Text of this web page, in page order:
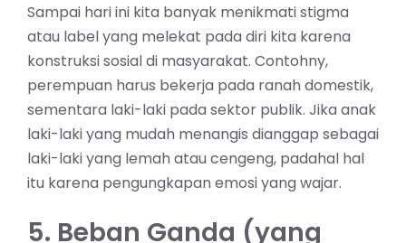
Sampai hari ini kita banyak menikmati stigma
atau label yang melekat pada diri kita karena
konstruksi sosial di masyarakat. Contohny,
perempuan harus bekerja pada ranah domestik,
sementara laki-laki pada sektor publik. Jika anak
laki-laki yang mudah menangis dianggap sebagai
laki-laki yang lemah atau cengeng, padahal hal
itu karena pengungkapan emosi yang wajar.
5. Beban Ganda (yang